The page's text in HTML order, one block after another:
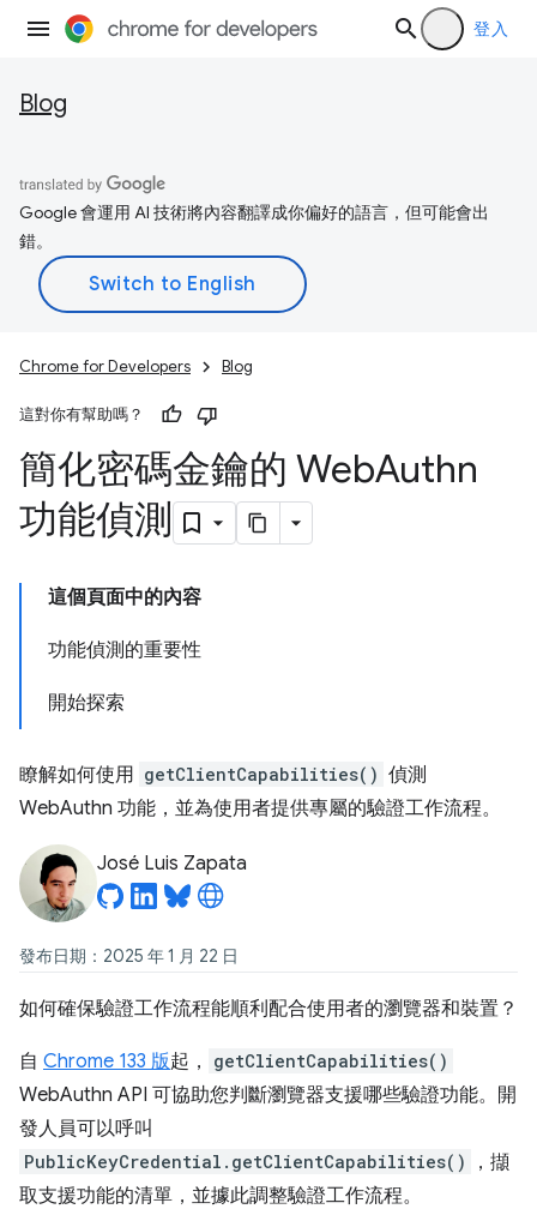
登入
Blog
Google 會運用 AI 技術將內容翻譯成你偏好的語言，但可能會出
錯。
Chrome for Developers Blog
這對你有幫助嗎？
簡化密碼金鑰的 WebAuthn
功能偵測
這個頁面中的內容
功能偵測的重要性
開始探索
瞭解如何使用 getClientCapabilities() 偵測
WebAuthn 功能，並為使用者提供專屬的驗證工作流程。
José Luis Zapata
發布日期：2025 年 1 月 22 日
如何確保驗證工作流程能順利配合使用者的瀏覽器和裝置？
自 Chrome 133 版起， getClientCapabilities()
WebAuthn API 可協助您判斷瀏覽器支援哪些驗證功能。開
發人員可以呼叫
PublicKeyCredential.getClientCapabilities()
，擷
取支援功能的清單，並據此調整驗證工作流程。